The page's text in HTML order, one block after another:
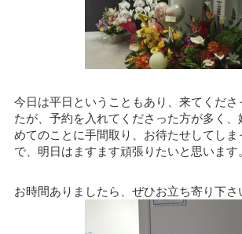
今日は平日ということもあり、来てくださ
たが、予約を入れてくださった方が多く
めてのことに手間取り、お待たせしてし
で、明日はますます頑張りたいと思います
お時間ありましたら、ぜひお立ち寄り下さ